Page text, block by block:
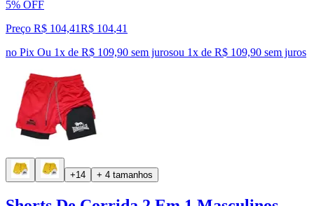
5% OFF
Preço R$ 104,41R$ 104,41
no Pix Ou 1x de R$ 109,90 sem jurosou 1x de R$ 109,90 sem juros
+14 + 4 tamanhos